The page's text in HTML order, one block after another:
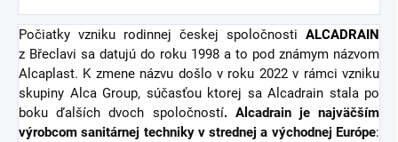
Počiatky vzniku rodinnej českej spoločnosti ALCADRAIN
z Břeclavi sa datujú do roku 1998 a to pod známym názvom
Alcaplast. K zmene názvu došlo v roku 2022 v rámci vzniku
skupiny Alca Group, súčasťou ktorej sa Alcadrain stala po
boku ďalších dvoch spoločností. Alcadrain je najväčším
výrobcom sanitárnej techniky v strednej a východnej Európe: